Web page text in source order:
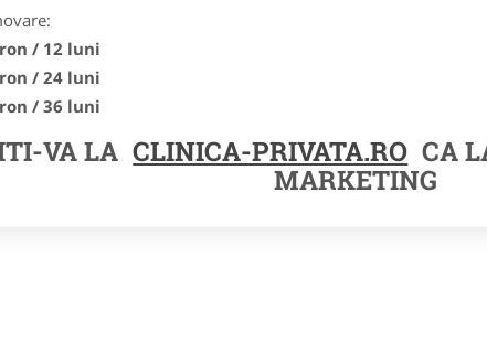
/ 12 luni
/ 24 luni
/ 36 luni
VA LA CLINICA-PRIVATA.RO CA
MARKETING